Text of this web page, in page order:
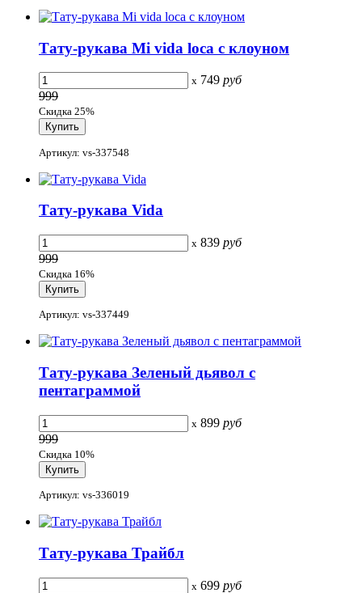
Тату-рукава Mi vida loca с клоуном
x 749 руб
999
Скидка 25%
Артикул: vs-337548
Тату-рукава Vida
x 839 руб
999
Скидка 16%
Артикул: vs-337449
Тату-рукава Зеленый дьявол с
пентаграммой
x 899 руб
999
Скидка 10%
Артикул: vs-336019
Тату-рукава Трайбл
x 699 руб